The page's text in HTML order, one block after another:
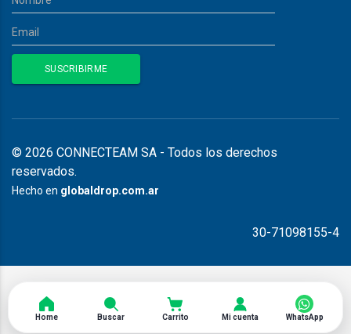
© 2026 CONNECTEAM SA - Todos los derechos
reservados.
Hecho en globaldrop.com.ar
30-71098155-4
Home Buscar Carrito Mi cuenta